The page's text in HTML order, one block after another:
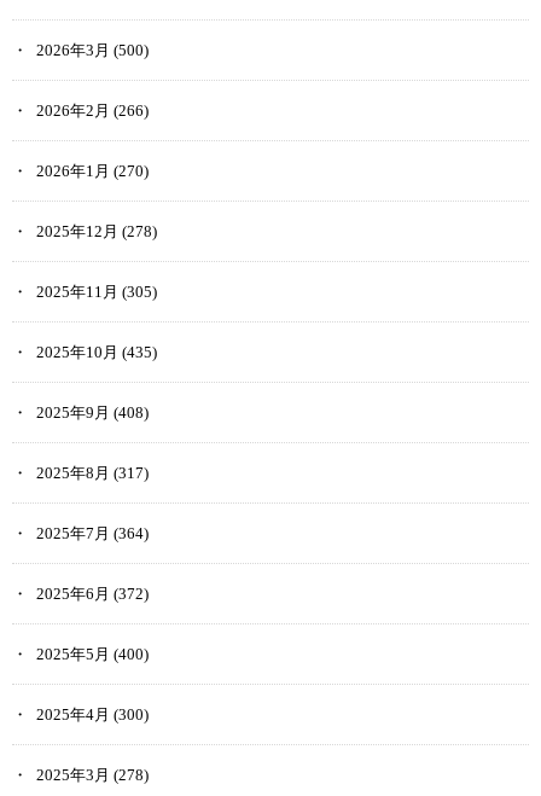
2026年3月 (500)
2026年2月 (266)
2026年1月 (270)
2025年12月 (278)
2025年11月 (305)
2025年10月 (435)
2025年9月 (408)
2025年8月 (317)
2025年7月 (364)
2025年6月 (372)
2025年5月 (400)
2025年4月 (300)
2025年3月 (278)